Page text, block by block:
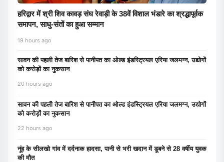
हरिद्वार में श्री शिव कावड़ संघ रेवाड़ी के 38वें विशाल भंडारे का श्रद्धापूर्वक
समापन, साधु-संतों का हुआ सम्मान
19 hours ago
सावन की पहली तेज बारिश से पानीपत का ओल्ड इंडस्ट्रियल एरिया जलमग्न, उद्योगों
को करोड़ों का नुकसान
20 hours ago
सावन की पहली तेज बारिश से पानीपत का ओल्ड इंडस्ट्रियल एरिया जलमग्न, उद्योगों
को करोड़ों का नुकसान
22 hours ago
नूंह के सीलखो गांव में दर्दनाक हादसा, पानी से भरी खदान में डूबने से 28 वर्षीय युवक
की मौत